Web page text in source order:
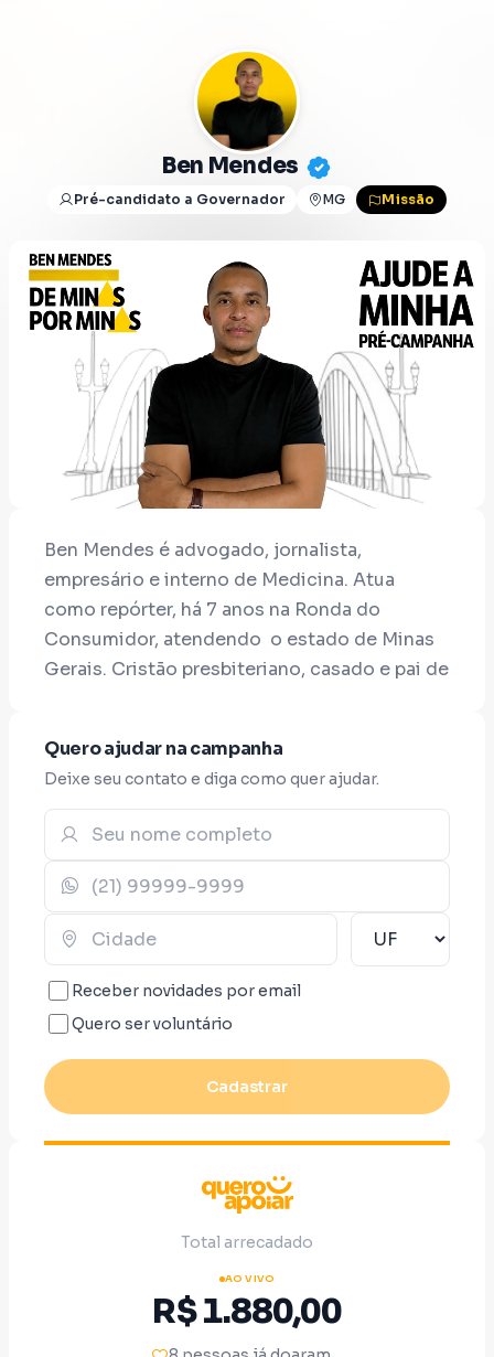
Ben Mendes
Pré-candidato a Governador MG Missão
Ben Mendes é advogado, jornalista,
empresário e interno de Medicina. Atua
como repórter, há 7 anos na Ronda do
Consumidor, atendendo o estado de Minas
Gerais. Cristão presbiteriano, casado e pai de
Estado de Minas e a nação brasileira tem
tomado. Minas Gerais está com um déficit
fiscal temerário devido a anos de má-gestão
e acordos políticos espúrios. Somente
alguém com valores morais sólidos e projeto
confiável poderá mudar os rumos das terras
de Tiradentes.
Quero ajudar na campanha
Deixe seu contato e diga como quer ajudar.
Receber novidades por email
Quero ser voluntário
Cadastrar
Total arrecadado
AO VIVO
R$ 1.880,00